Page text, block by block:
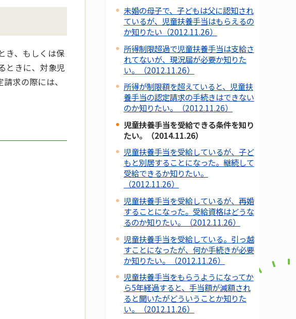
き、もしくは保
ときに、対象児
求の際には、
未婚の母子で、子どもは父に認知され
ているが、児童扶養手当はもらえるの
か知りたい（2012.11.26）
所得制限超過で児童扶養手当は支給さ
れてないが、現況届が必要か知りた
い。（2012.11.26）
所得が制限額を超えていると、児童扶
養手当の認定請求の手続きはできない
のか知りたい。（2012.11.26）
児童扶養手当を受給できる条件を知り
たい。（2014.11.26）
児童扶養手当を受給しているが、子ど
もと別居することになった。継続して
受給できるか知りたい。
（2012.11.26）
児童扶養手当を受給しているが、再婚
することになった。受給資格はどうな
るのか知りたい。（2012.11.26）
児童扶養手当を受給している。引っ越
すことになったが、何か手続きが必要
か知りたい。（2012.11.26）
児童扶養手当をもらうようになってか
ら5年経過すると、手当額が減額され
ると聞いたがどういうことか知りた
い。（2012.11.26）